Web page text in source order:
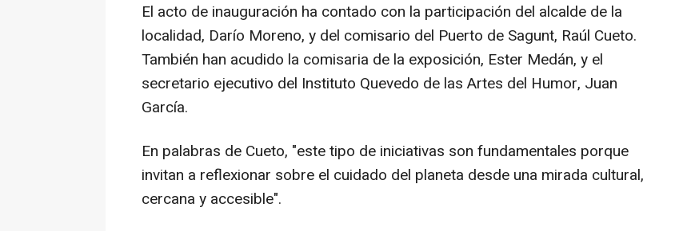
El acto de inauguración ha contado con la participación del alcalde de la
localidad, Darío Moreno, y del comisario del Puerto de Sagunt, Raúl Cueto.
También han acudido la comisaria de la exposición, Ester Medán, y el
secretario ejecutivo del Instituto Quevedo de las Artes del Humor, Juan
García.
En palabras de Cueto, "este tipo de iniciativas son fundamentales porque
invitan a reflexionar sobre el cuidado del planeta desde una mirada cultural,
cercana y accesible".